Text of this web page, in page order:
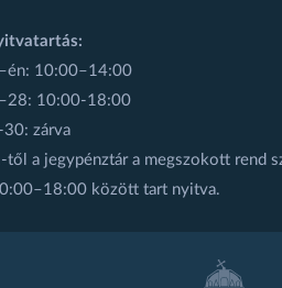
10:00–14:00
10:00-18:00
zárva
től a jegypénztár a megszokott rend
között tart nyitva.